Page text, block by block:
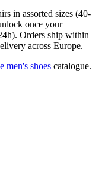
in assorted sizes (40-
once your
Orders ship within
across Europe.
men's shoes catalogue.